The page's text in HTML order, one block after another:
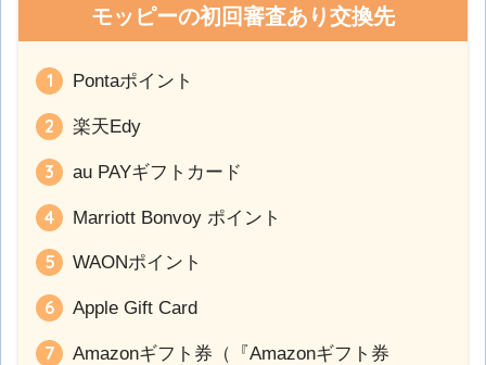
モッピーの初回審査あり交換先
Pontaポイント
楽天Edy
au PAYギフトカード
Marriott Bonvoy ポイント
WAONポイント
Apple Gift Card
Amazonギフト券（『Amazonギフト券